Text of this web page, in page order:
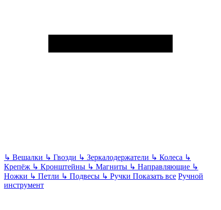
↳ Вешалки ↳ Гвозди ↳ Зеркалодержатели ↳ Колеса ↳
Крепёж ↳ Кронштейны ↳ Магниты ↳ Направляющие ↳
Ножки ↳ Петли ↳ Подвесы ↳ Ручки Показать все Ручной
инструмент